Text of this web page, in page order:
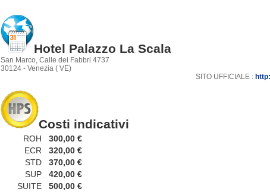
Hotel Palazzo La Scala
San Marco, Calle dei Fabbri 4737
30124 - Venezia ( VE)
SITO UFFICIALE :
Costi indicativi
ROH
300,00 €
ECR
320,00 €
STD
370,00 €
SUP
420,00 €
SUITE
500,00 €